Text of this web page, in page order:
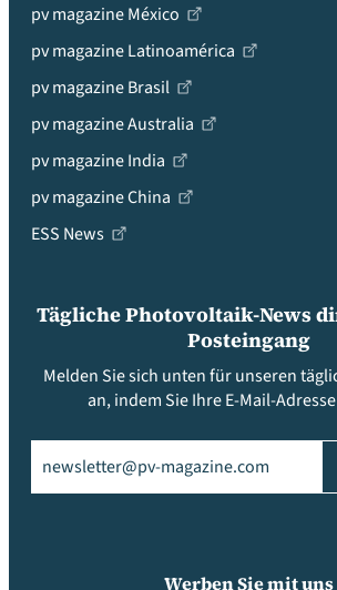
pv magazine México
pv magazine Latinoamérica
pv magazine Brasil
pv magazine Australia
pv magazine India
pv magazine China
ESS News
Tägliche Photovoltaik-News
Posteingang
Melden Sie sich unten für unseren
an, indem Sie Ihre E-Mail-
Werben Sie mit uns